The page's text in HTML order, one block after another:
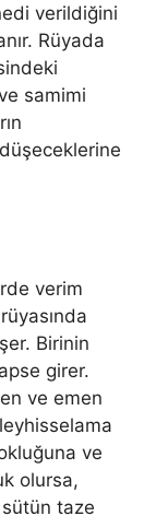
verildiğini
Rüyada
samimi
verim
Birinin
girer.
ve emen
ve
olursa,
taze